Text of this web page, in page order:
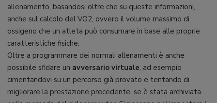
allenamento, basandosi oltre che su queste informazioni,
anche sul calcolo del VO2, ovvero il volume massimo di
ossigeno che un atleta può consumare in base alle proprie
caratteristiche fisiche.
Oltre a programmare dei normali allenamenti è anche
possibile sfidare un avversario virtuale, ad esempio
cimentandovi su un percorso già provato e tentando di
migliorare la prestazione precedente, se è stata archiviata